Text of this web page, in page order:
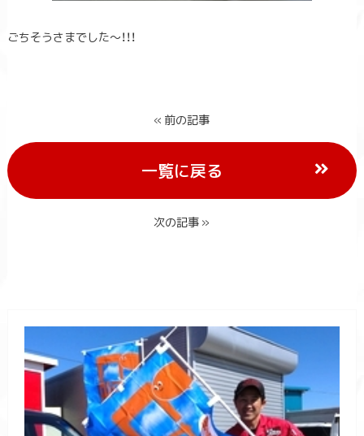
ごちそうさまでした～！！！
« 前の記事
一覧に戻る
次の記事 »